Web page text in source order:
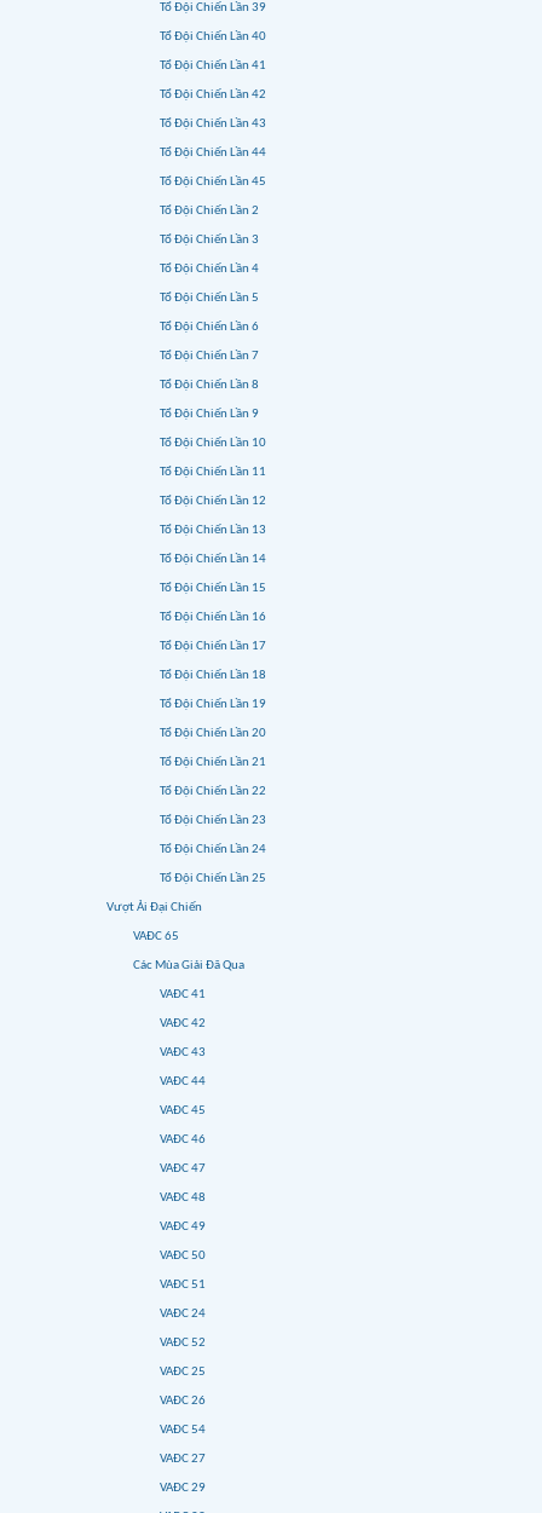
Tổ Đội Chiến Lần 39
Tổ Đội Chiến Lần 40
Tổ Đội Chiến Lần 41
Tổ Đội Chiến Lần 42
Tổ Đội Chiến Lần 43
Tổ Đội Chiến Lần 44
Tổ Đội Chiến Lần 45
Tổ Đội Chiến Lần 2
Tổ Đội Chiến Lần 3
Tổ Đội Chiến Lần 4
Tổ Đội Chiến Lần 5
Tổ Đội Chiến Lần 6
Tổ Đội Chiến Lần 7
Tổ Đội Chiến Lần 8
Tổ Đội Chiến Lần 9
Tổ Đội Chiến Lần 10
Tổ Đội Chiến Lần 11
Tổ Đội Chiến Lần 12
Tổ Đội Chiến Lần 13
Tổ Đội Chiến Lần 14
Tổ Đội Chiến Lần 15
Tổ Đội Chiến Lần 16
Tổ Đội Chiến Lần 17
Tổ Đội Chiến Lần 18
Tổ Đội Chiến Lần 19
Tổ Đội Chiến Lần 20
Tổ Đội Chiến Lần 21
Tổ Đội Chiến Lần 22
Tổ Đội Chiến Lần 23
Tổ Đội Chiến Lần 24
Tổ Đội Chiến Lần 25
Vượt Ải Đại Chiến
VAĐC 65
Các Mùa Giải Đã Qua
VAĐC 41
VAĐC 42
VAĐC 43
VAĐC 44
VAĐC 45
VAĐC 46
VAĐC 47
VAĐC 48
VAĐC 49
VAĐC 50
VAĐC 51
VAĐC 24
VAĐC 52
VAĐC 25
VAĐC 26
VAĐC 54
VAĐC 27
VAĐC 29